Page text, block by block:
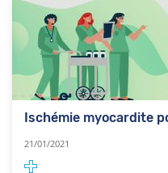
Ischémie myocardite
21/01/2021